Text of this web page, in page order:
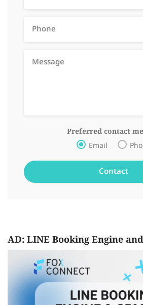
Preferred contact
Email
AD: LINE Booking Engine